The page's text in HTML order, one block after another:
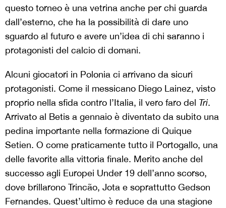
questo torneo è una vetrina anche per chi guarda
dall’esterno, che ha la possibilità di dare uno
sguardo al futuro e avere un’idea di chi saranno i
protagonisti del calcio di domani.
Alcuni giocatori in Polonia ci arrivano da sicuri
protagonisti. Come il messicano Diego Lainez, visto
proprio nella sfida contro l’Italia, il vero faro del Tri.
Arrivato al Betis a gennaio è diventato da subito una
pedina importante nella formazione di Quique
Setien. O come praticamente tutto il Portogallo, una
delle favorite alla vittoria finale. Merito anche del
successo agli Europei Under 19 dell’anno scorso,
dove brillarono Trincão, Jota e soprattutto Gedson
Fernandes. Quest’ultimo è reduce da una stagione